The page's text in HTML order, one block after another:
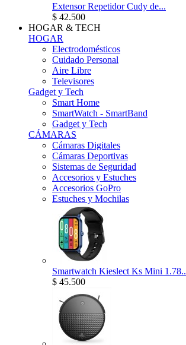
Extensor Repetidor Cudy de...
$ 42.500
HOGAR & TECH
HOGAR
Electrodomésticos
Cuidado Personal
Aire Libre
Televisores
Gadget y Tech
Smart Home
SmartWatch - SmartBand
Gadget y Tech
CÁMARAS
Cámaras Digitales
Cámaras Deportivas
Sistemas de Seguridad
Accesorios y Estuches
Accesorios GoPro
Estuches y Mochilas
Smartwatch Kieslect Ks Mini
$ 45.500